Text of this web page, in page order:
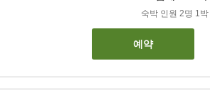
숙박 인원 2명 1박
예약